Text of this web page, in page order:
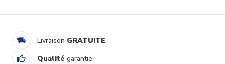
Livraison GRATUITE
Qualité garantie